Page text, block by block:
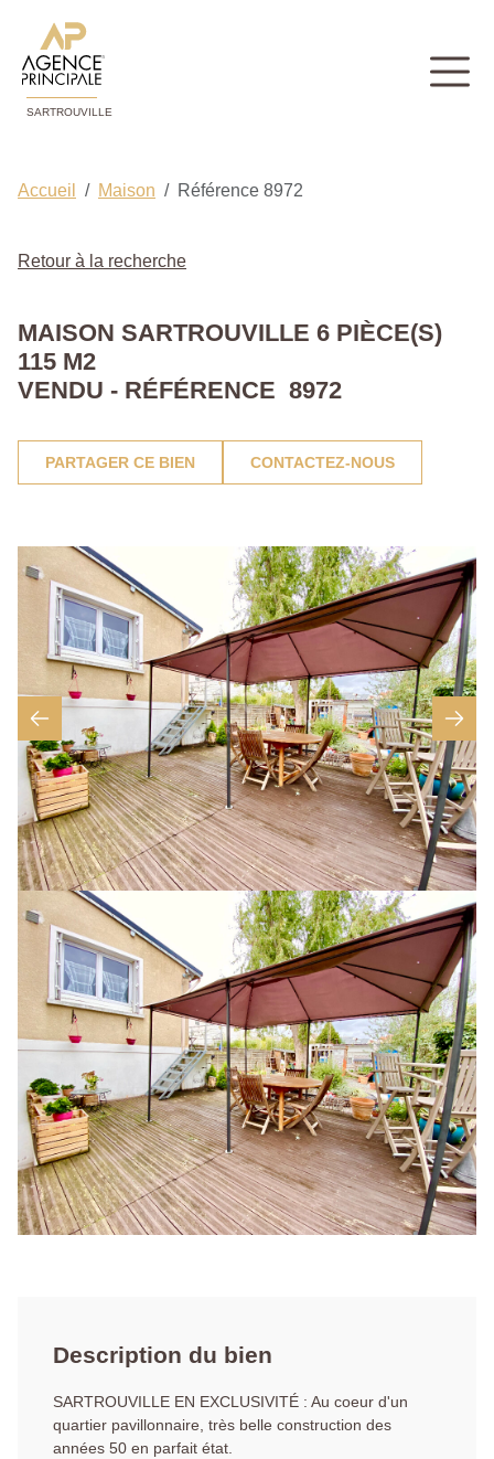
SARTROUVILLE
Accueil Maison Référence 8972
Retour à la recherche
MAISON SARTROUVILLE 6 PIÈCE(S)
115 M2
VENDU - RÉFÉRENCE 8972
PARTAGER CE BIEN CONTACTEZ-NOUS
Description du bien
SARTROUVILLE EN EXCLUSIVITÉ : Au coeur d'un
quartier pavillonnaire, très belle construction des
années 50 en parfait état.